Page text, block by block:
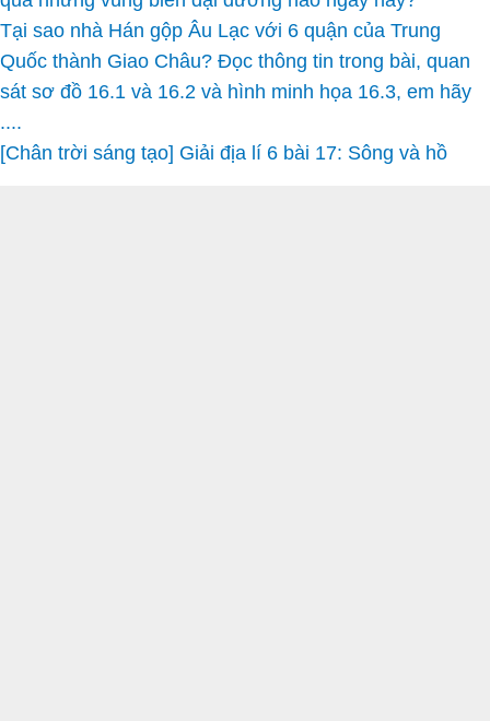
Tại sao nhà Hán gộp Âu Lạc với 6 quận của Trung
Quốc thành Giao Châu? Đọc thông tin trong bài, quan
sát sơ đồ 16.1 và 16.2 và hình minh họa 16.3, em hãy
....
[Chân trời sáng tạo] Giải địa lí 6 bài 17: Sông và hồ